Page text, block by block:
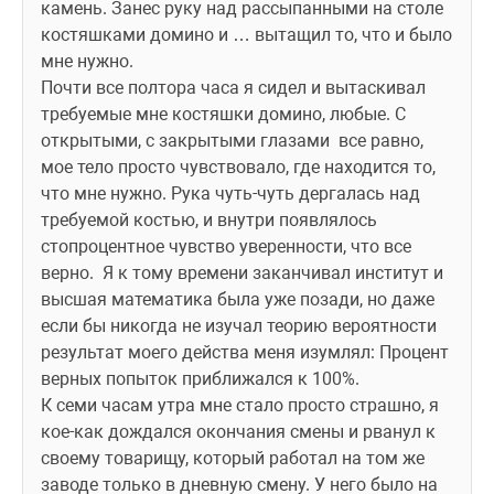
камень. Занес руку над рассыпанными на столе
костяшками домино и … вытащил то, что и было
мне нужно.
Почти все полтора часа я сидел и вытаскивал
требуемые мне костяшки домино, любые. С
открытыми, с закрытыми глазами  все равно,
мое тело просто чувствовало, где находится то,
что мне нужно. Рука чуть-чуть дергалась над
требуемой костью, и внутри появлялось
стопроцентное чувство уверенности, что все
верно.  Я к тому времени заканчивал институт и
высшая математика была уже позади, но даже
если бы никогда не изучал теорию вероятности
результат моего действа меня изумлял: Процент
верных попыток приближался к 100%.
К семи часам утра мне стало просто страшно, я
кое-как дождался окончания смены и рванул к
своему товарищу, который работал на том же
заводе только в дневную смену. У него было на